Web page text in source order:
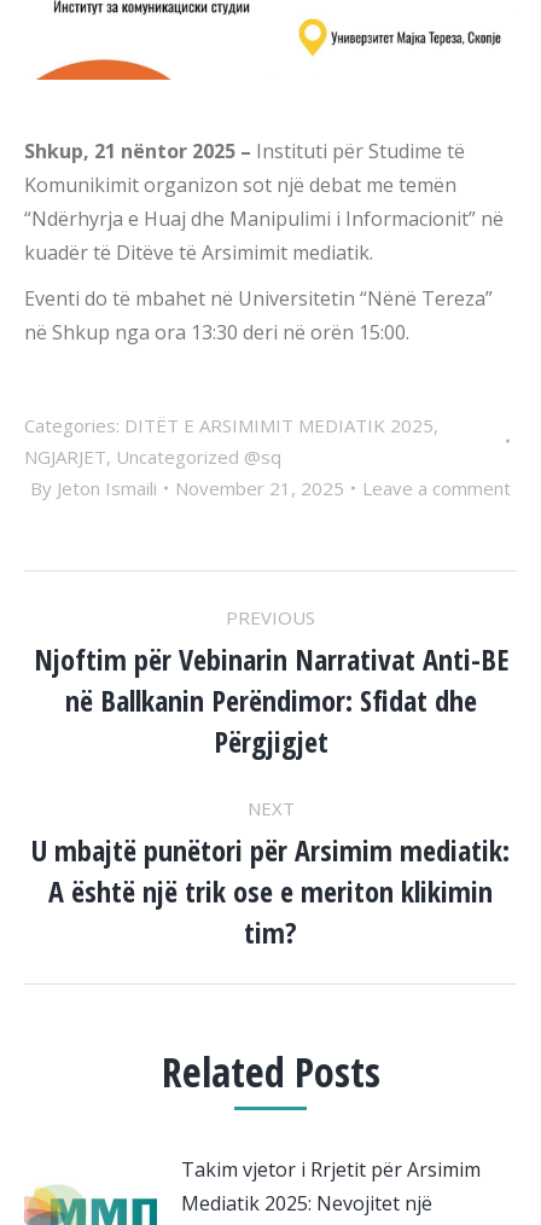
Shkup, 21 nëntor 2025 – Instituti për Studime të
Komunikimit organizon sot një debat me temën
“Ndërhyrja e Huaj dhe Manipulimi i Informacionit” në
kuadër të Ditëve të Arsimimit mediatik.
Eventi do të mbahet në Universitetin “Nënë Tereza”
në Shkup nga ora 13:30 deri në orën 15:00.
Categories: DITËT E ARSIMIMIT MEDIATIK 2025,
NGJARJET, Uncategorized @sq
By Jeton Ismaili November 21, 2025 Leave a comment
NAVIGATION
PREVIOUS
Previous
post:
Njoftim për Vebinarin Narrativat Anti-BE
në Ballkanin Perëndimor: Sfidat dhe
Përgjigjet
NEXT
Next
post:
U mbajtë punëtori për Arsimim mediatik:
A është një trik ose e meriton klikimin
tim?
Related Posts
Takim vjetor i Rrjetit për Arsimim
Mediatik 2025: Nevojitet një